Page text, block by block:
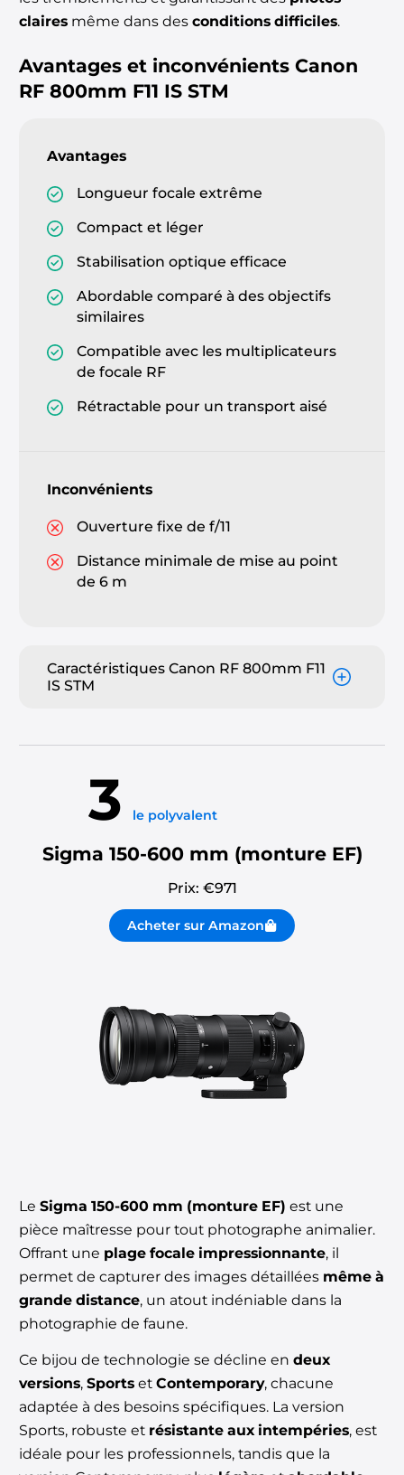
claires même dans des conditions difficiles.
Avantages et inconvénients Canon
RF 800mm F11 IS STM
Avantages
Longueur focale extrême
Compact et léger
Stabilisation optique efficace
Abordable comparé à des objectifs
similaires
Compatible avec les multiplicateurs
de focale RF
Rétractable pour un transport aisé
Inconvénients
Ouverture fixe de f/11
Distance minimale de mise au point
de 6 m
Caractéristiques Canon RF 800mm F11
IS STM
3 le polyvalent
Sigma 150-600 mm (monture EF)
Prix: €971
Acheter sur Amazon
Le Sigma 150-600 mm (monture EF) est une
pièce maîtresse pour tout photographe animalier.
Offrant une plage focale impressionnante, il
permet de capturer des images détaillées même à
grande distance, un atout indéniable dans la
photographie de faune.
Ce bijou de technologie se décline en deux
versions, Sports et Contemporary, chacune
adaptée à des besoins spécifiques. La version
Sports, robuste et résistante aux intempéries, est
idéale pour les professionnels, tandis que la